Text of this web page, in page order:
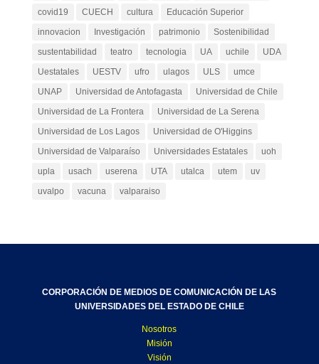
covid19
CUECH cultura
Educación Superior
innovacion
Investigación patrimonio
Sostenibilidad
sustentabilidad
teatro tecnologia UA uchile
UDA
Uestatales
UESTV ufro ulagos ULS
umce
UNAP
Universidad de Antofagasta
Universidad de Chile
Universidad de La Frontera
Universidad de La Serena
Universidad de Los Lagos
Universidad de O'Higgins
Universidad de Valparaíso
Universidades Estatales
uoh
upla
usach userena UTA utalca utem
uv
uvalpo
vacuna valparaiso
CORPORACIÓN DE MEDIOS DE COMUNICACIÓN DE LAS
UNIVERSIDADES DEL ESTADO DE CHILE
Nosotros
Misión
Visión